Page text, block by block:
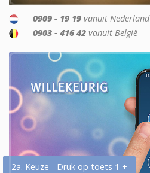
0909 - 19 19 vanuit Nederland
0903 - 416 42 vanuit België
2a. Keuze - Druk op toets 1 +